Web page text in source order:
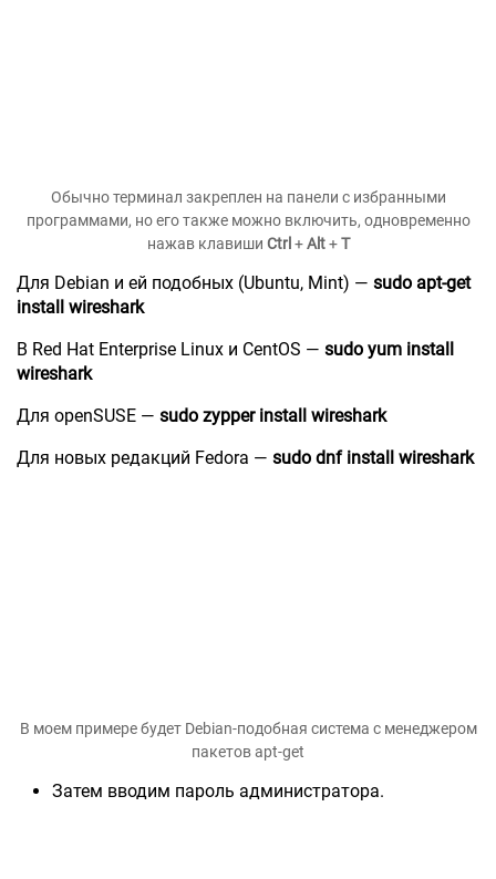
Обычно терминал закреплен на панели с избранными
программами, но его также можно включить, одновременно
нажав клавиши Ctrl +Alt+T
Для Debian и ей подобных (Ubuntu, Mint) — sudo apt-get
install wireshark
В Red Hat Enterprise Linux и CentOS — sudo yum install
wireshark
Для openSUSE — sudo zypper install wireshark
Для новых редакций Fedora — sudo dnf install wireshark
В моем примере будет Debian-подобная система с менеджером
пакетов apt-get
Затем вводим пароль администратора.